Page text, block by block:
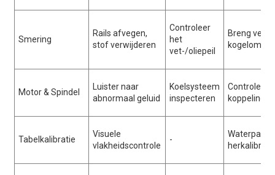
Smering
Rails afvegen,
stof verwijderen
Controleer
het
vet-/oliepeil
Breng vet/
Motor & Spindel
Luister naar
abnormaal geluid
Koelsysteem
inspecteren
Controleer
koppelingen
Tabelkalibratie
Visuele
vlakheidscontrole
-